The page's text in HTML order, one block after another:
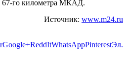
67-го километра МКАД.
Источник: www.m24.ru
Google+ReddItWhatsAppPinterestЭл.